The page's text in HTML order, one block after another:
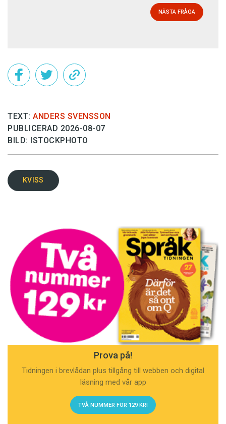
NÄSTA FRÅGA
TEXT: ANDERS SVENSSON
PUBLICERAD 2026-08-07
BILD: ISTOCKPHOTO
KVISS
Prova på!
Tidningen i brevlådan plus tillgång till webben och digital
läsning med vår app
TVÅ NUMMER FÖR 129 KR!